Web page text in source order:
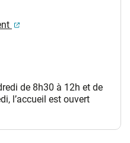
(ouverture dans un
de 8h30 à 12h et de
l’accueil est ouvert